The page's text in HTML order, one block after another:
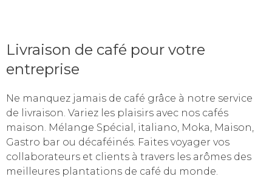
Livraison de café pour votre
entreprise
Ne manquez jamais de café grâce à notre service
de livraison. Variez les plaisirs avec nos cafés
maison. Mélange Spécial, italiano, Moka, Maison,
Gastro bar ou décaféinés. Faites voyager vos
collaborateurs et clients à travers les arômes des
meilleures plantations de café du monde.